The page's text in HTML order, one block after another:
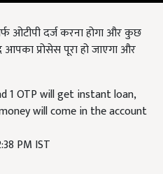
ओटीपी दर्ज करना होगा और कुछ
प्रोसेस पूरा हो जाएगा और
1 OTP will get instant loan,
will come in the account
PM IST